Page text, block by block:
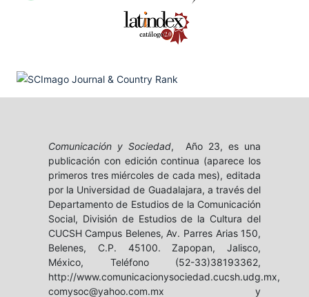
Comunicación y Sociedad, Año 23, es una
publicación con edición continua (aparece los
primeros tres miércoles de cada mes), editada
por la Universidad de Guadalajara, a través del
Departamento de Estudios de la Comunicación
Social, División de Estudios de la Cultura del
CUCSH Campus Belenes, Av. Parres Arias 150,
Belenes, C.P. 45100. Zapopan, Jalisco,
México, Teléfono (52-33)38193362,
http://www.comunicacionysociedad.cucsh.udg.mx,
comysoc@yahoo.com.mx y